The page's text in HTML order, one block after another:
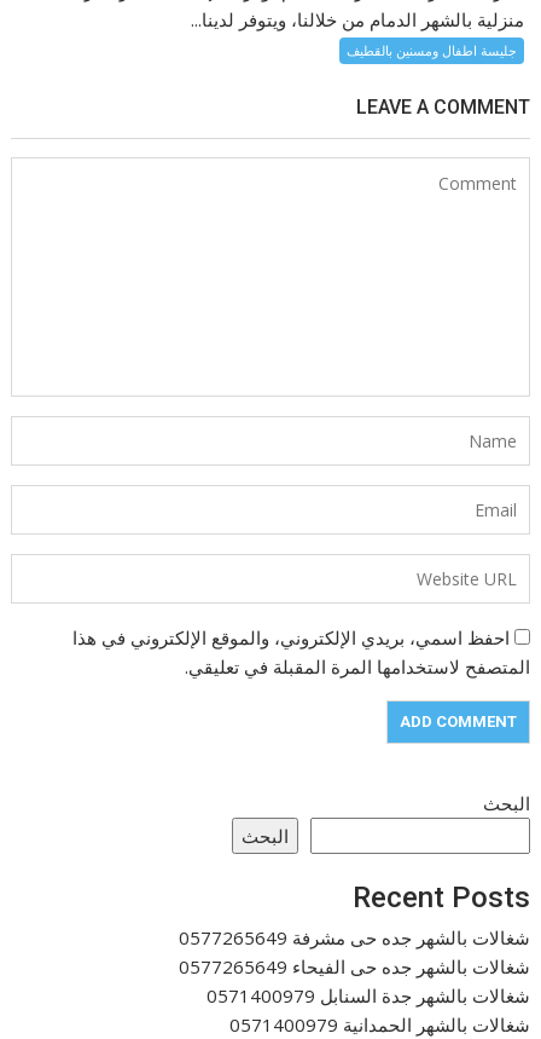
منزلية بالشهر الدمام من خلالنا، ويتوفر لدينا...
جليسة اطفال ومسنين بالقطيف
LEAVE A COMMENT
احفظ اسمي، بريدي الإلكتروني، والموقع الإلكتروني في هذا
المتصفح لاستخدامها المرة المقبلة في تعليقي.
البحث
البحث
Recent Posts
شغالات بالشهر جده حى مشرفة 0577265649
شغالات بالشهر جده حى الفيحاء 0577265649
شغالات بالشهر جدة السنابل 0571400979
شغالات بالشهر الحمدانية 0571400979